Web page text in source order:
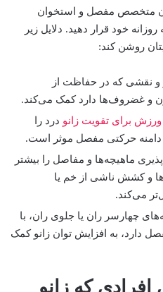
متخصص مفصل و استخوان
خود قرار دهید. دلایل زیر
روشن کند:
نقشی که در حفاظت از
و غضروف‌ها دارد کمک می‌کند.
ورزش برای تقویت زانو درد را
دامنه حرکتی مفصل موثر است.
ماهیچه‌ها و مفاصل را بیشتر
و کشش ناشی از خم یا
می‌کند.
چهارسر ران یا جلوی ران، با
دارد، به افزایش توان زانو کمک
که زانو